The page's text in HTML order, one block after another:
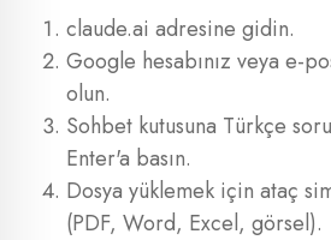
claude.ai adresine gidin.
Google hesabınız veya e-
olun.
Sohbet kutusuna Türkçe
Enter'a basın.
Dosya yüklemek için ataç
(PDF, Word, Excel, görsel).